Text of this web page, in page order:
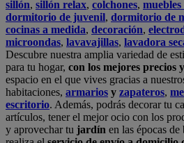
sillón, sillón relax, colchones, muebles
dormitorio de juvenil, dormitorio de
cocinas a medida, decoración,
microondas, lavavajillas, lavadora
Descubre nuestra amplia variedad de
para tu hogar, con los mejores precios
espacio en el que vives gracias a
habitaciones, armarios y zapateros,
escritorio. Además, podrás decorar tu
artículos, tener el mejor ocio con los
y aprovechar tu jardín en las épocas